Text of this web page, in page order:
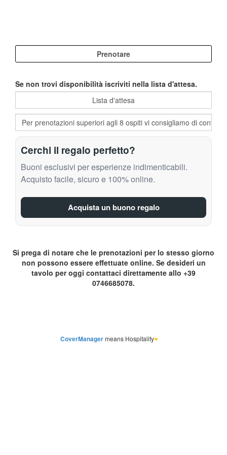
Se non trovi disponibilità iscriviti nella lista d'attesa.
Cerchi il regalo perfetto?
Buoni esclusivi per esperienze indimenticabili.
Acquisto facile, sicuro e 100% online.
Acquista un buono regalo
CoverManagermeans Hospitality